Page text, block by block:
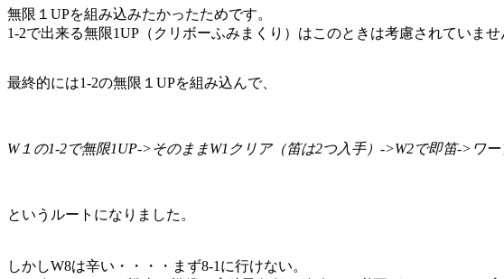
無限１UPを組み込みたかったためです。
1-2で出来る無限1UP（クリボーふみまくり）はこのときは考慮されていませ
最終的には1-2の無限１UPを組み込んで、
W１の1-2で無限1UP->そのままW1クリア（笛は2つ入手）->W2で即笛->ワ
というルートになりました。
しかしW8は辛い・・・・まず8-1に行けない。